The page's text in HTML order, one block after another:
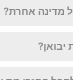
מדינה אחרת?
יבואן?